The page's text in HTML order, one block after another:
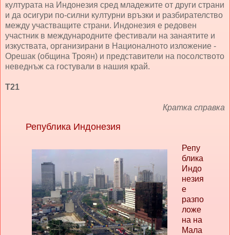
културата на Индонезия сред младежите от други страни
и да осигури по-силни културни връзки и разбирателство
между участващите страни. Индонезия е редовен
участник в международните фестивали на занаятите и
изкуствата, организирани в Националното изложение -
Орешак (община Троян) и представители на посолството
неведнъж са гостували в нашия край.
Т21
Кратка справка
Република Индонезия
Репу
блика
Индо
незия
е
разпо
ложе
на на
Мала